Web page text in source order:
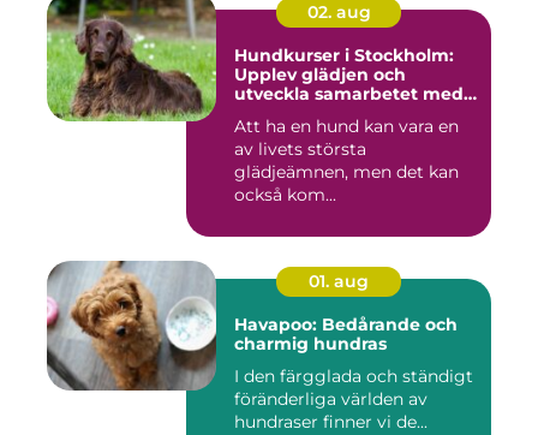
02. aug
Hundkurser i Stockholm:
Upplev glädjen och
utveckla samarbetet med
Att ha en hund kan vara en
av livets största
glädjeämnen, men det kan
också kom...
01. aug
Havapoo: Bedårande och
charmig hundras
I den färgglada och ständigt
föränderliga världen av
hundraser finner vi de...